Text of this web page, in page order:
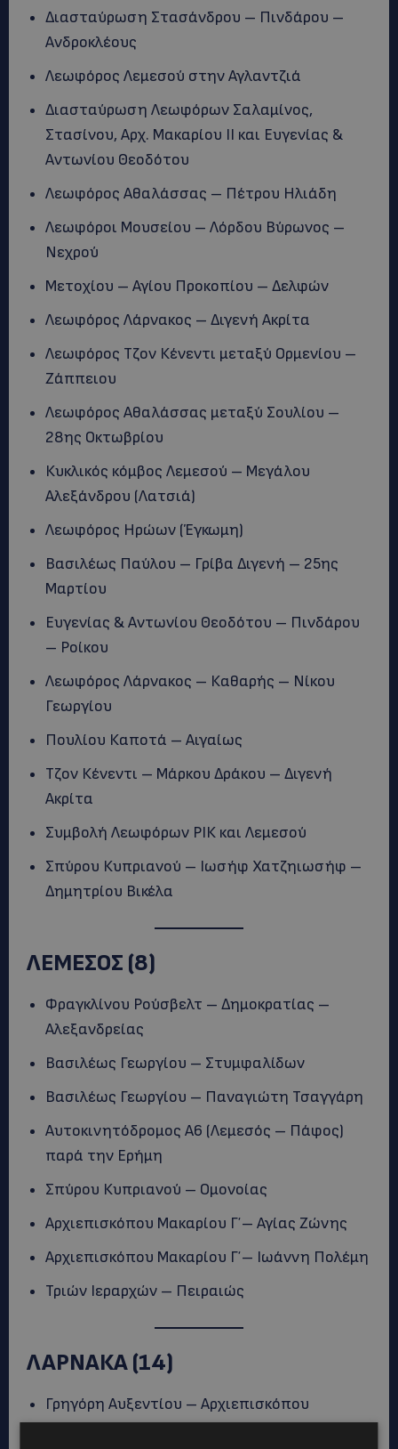
Διασταύρωση Στασάνδρου – Πινδάρου –
Ανδροκλέους
Λεωφόρος Λεμεσού στην Αγλαντζιά
Διασταύρωση Λεωφόρων Σαλαμίνος,
Στασίνου, Αρχ. Μακαρίου ΙΙ και Ευγενίας &
Αντωνίου Θεοδότου
Λεωφόρος Αθαλάσσας – Πέτρου Ηλιάδη
Λεωφόροι Μουσείου – Λόρδου Βύρωνος –
Νεχρού
Μετοχίου – Αγίου Προκοπίου – Δελφών
Λεωφόρος Λάρνακος – Διγενή Ακρίτα
Λεωφόρος Τζον Κένεντι μεταξύ Ορμενίου –
Ζάππειου
Λεωφόρος Αθαλάσσας μεταξύ Σουλίου –
28ης Οκτωβρίου
Κυκλικός κόμβος Λεμεσού – Μεγάλου
Αλεξάνδρου (Λατσιά)
Λεωφόρος Ηρώων (Έγκωμη)
Βασιλέως Παύλου – Γρίβα Διγενή – 25ης
Μαρτίου
Ευγενίας & Αντωνίου Θεοδότου – Πινδάρου
– Ροίκου
Λεωφόρος Λάρνακος – Καθαρής – Νίκου
Γεωργίου
Πουλίου Καποτά – Αιγαίως
Τζον Κένεντι – Μάρκου Δράκου – Διγενή
Ακρίτα
Συμβολή Λεωφόρων ΡΙΚ και Λεμεσού
Σπύρου Κυπριανού – Ιωσήφ Χατζηιωσήφ –
Δημητρίου Βικέλα
ΛΕΜΕΣΟΣ (8)
Φραγκλίνου Ρούσβελτ – Δημοκρατίας –
Αλεξανδρείας
Βασιλέως Γεωργίου – Στυμφαλίδων
Βασιλέως Γεωργίου – Παναγιώτη Τσαγγάρη
Αυτοκινητόδρομος Α6 (Λεμεσός – Πάφος)
παρά την Ερήμη
Σπύρου Κυπριανού – Ομονοίας
Αρχιεπισκόπου Μακαρίου Γ΄ – Αγίας Ζώνης
Αρχιεπισκόπου Μακαρίου Γ΄ – Ιωάννη Πολέμη
Τριών Ιεραρχών – Πειραιώς
ΛΑΡΝΑΚΑ (14)
Γρηγόρη Αυξεντίου – Αρχιεπισκόπου